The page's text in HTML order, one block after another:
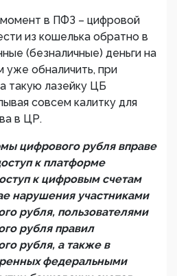
в ПФЗ – цифровой
из кошелька обратно в
(безналичные) деньги на
уже обналичить, при
такую лазейку ЦБ
совсем калитку для
в ЦР.
цифрового рубля вправе
к платформе
к цифровым счетам
нарушения участниками
рубля, пользователями
рубля правил
рубля, а также в
федеральными